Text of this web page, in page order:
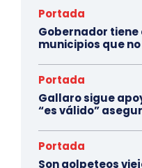
Portada
Gobernador tiene
municipios que
Portada
Gallaro sigue
“es válido”
Portada
Son golpeteos